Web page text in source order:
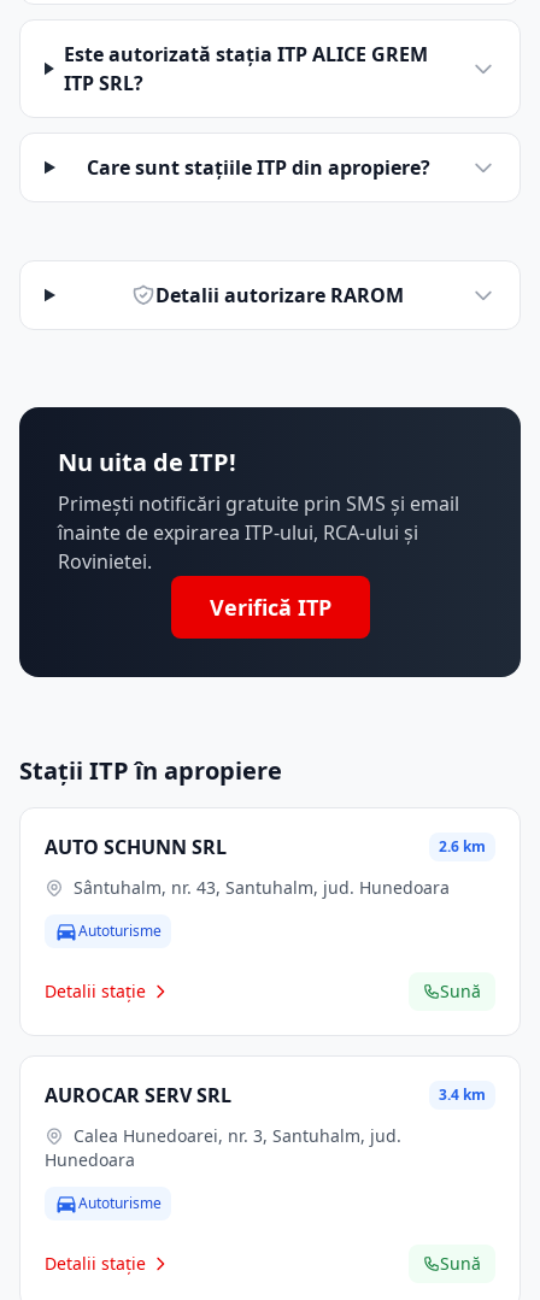
Este autorizată stația ITP ALICE GREM
ITP SRL?
Care sunt stațiile ITP din apropiere?
Detalii autorizare RAROM
Nu uita de ITP!
Primești notificări gratuite prin SMS și email
înainte de expirarea ITP-ului, RCA-ului și
Rovinietei.
Verifică ITP
Stații ITP în apropiere
AUTO SCHUNN SRL 2.6 km
Sântuhalm, nr. 43, Santuhalm, jud. Hunedoara
Autoturisme
Detalii stație Sună
AUROCAR SERV SRL 3.4 km
Hunedoara
Autoturisme
Detalii stație Sună